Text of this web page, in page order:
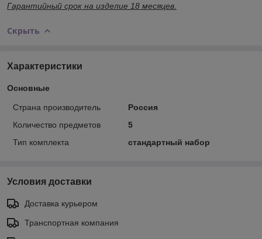
Гарантийный срок на изделие 18 месяцев.
Скрыть
Характеристики
Основные
Страна производитель
Россия
Количество предметов
5
Тип комплекта
стандартный набор
Условия доставки
Доставка курьером
Транспортная компания